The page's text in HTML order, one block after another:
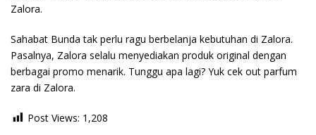
Zalora.
Sahabat Bunda tak perlu ragu berbelanja kebutuhan di Zalora.
Pasalnya, Zalora selalu menyediakan produk original dengan
berbagai promo menarik. Tunggu apa lagi? Yuk cek out parfum
zara di Zalora.
Post Views: 1,208